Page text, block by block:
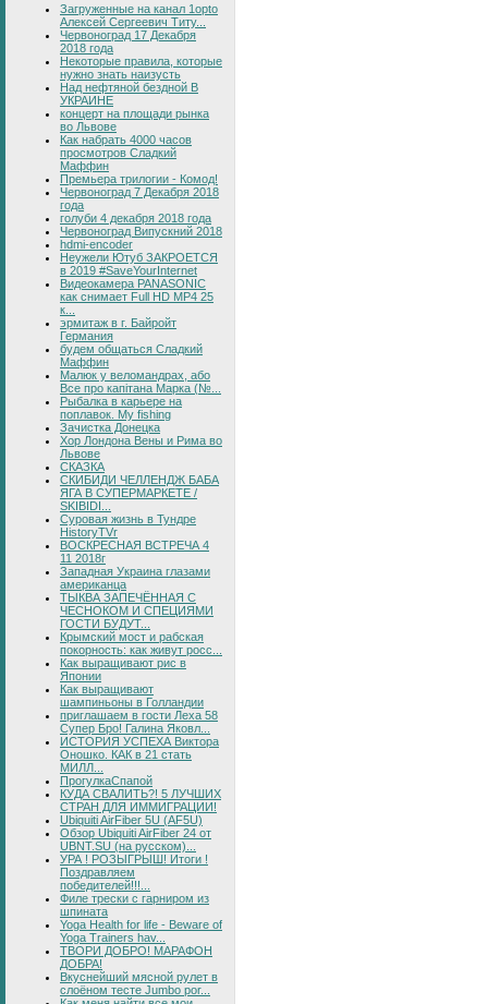
Загруженные на канал 1opto
Алексей Сергеевич Титу...
Червоноград 17 Декабря
2018 года
Некоторые правила, которые
нужно знать наизусть
Над нефтяной бездной В
УКРАИНЕ
концерт на площади рынка
во Львове
Как набрать 4000 часов
просмотров Сладкий
Маффин
Премьера трилогии - Комод!
Червоноград 7 Декабря 2018
года
голуби 4 декабря 2018 года
Червоноград Випускний 2018
hdmi-encoder
Неужели Ютуб ЗАКРОЕТСЯ
в 2019 #SaveYourInternet
Видеокамера PANASONIC
как снимает Full HD MP4 25
к...
эрмитаж в г. Байройт
Германия
будем общаться Сладкий
Маффин
Малюк у веломандрах, або
Все про капітана Марка (№...
Рыбалка в карьере на
поплавок. My fishing
Зачистка Донецка
Хор Лондона Вены и Рима во
Львове
СКАЗКА
СКИБИДИ ЧЕЛЛЕНДЖ БАБА
ЯГА В СУПЕРМАРКЕТЕ /
SKIBIDI...
Суровая жизнь в Тундре
HistoryTVr
ВОСКРЕСНАЯ ВСТРЕЧА 4
11 2018г
Западная Украина глазами
американца
ТЫКВА ЗАПЕЧЁННАЯ С
ЧЕСНОКОМ И СПЕЦИЯМИ
ГОСТИ БУДУТ...
Крымский мост и рабская
покорность: как живут росс...
Как выращивают рис в
Японии
Как выращивают
шампиньоны в Голландии
приглашаем в гости Леха 58
Супер Бро! Галина Яковл...
ИСТОРИЯ УСПЕХА Виктора
Оношко. КАК в 21 стать
МИЛЛ...
ПрогулкаСпапой
КУДА СВАЛИТЬ?! 5 ЛУЧШИХ
СТРАН ДЛЯ ИММИГРАЦИИ!
Ubiquiti AirFiber 5U (AF5U)
Обзор Ubiquiti AirFiber 24 от
UBNT.SU (на русском)...
УРА ! РОЗЫГРЫШ! Итоги !
Поздравляем
победителей!!!...
Филе трески с гарниром из
шпината
Yoga Health for life - Beware of
Yoga Trainers hav...
ТВОРИ ДОБРО! МАРАФОН
ДОБРА!
Вкуснейший мясной рулет в
слоёном тесте Jumbo por...